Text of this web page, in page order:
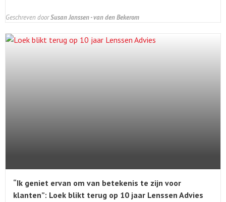
Geschreven doorSusan Janssen - van den Bekerom
“Ik geniet ervan om van betekenis te zijn voor
klanten”: Loek blikt terug op 10 jaar Lenssen Advies